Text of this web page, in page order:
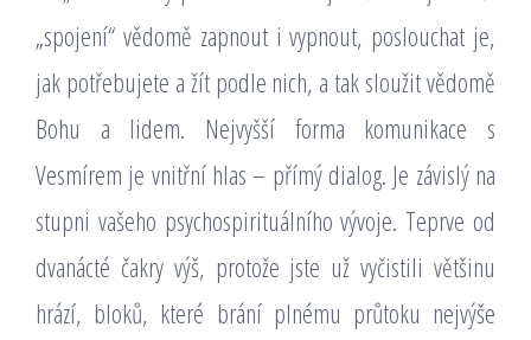
„spojení“ vědomě zapnout i vypnout, poslouchat je,
jak potřebujete a žít podle nich, a tak sloužit vědomě
Bohu a lidem. Nejvyšší forma komunikace s
Vesmírem je vnitřní hlas – přímý dialog. Je závislý na
stupni vašeho psychospirituálního vývoje. Teprve od
dvanácté čakry výš, protože jste už vyčistili většinu
hrází, bloků, které brání plnému průtoku nejvýše